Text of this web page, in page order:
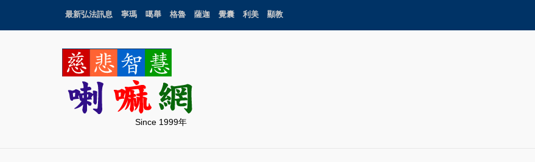
最新弘法訊息 寧瑪 噶舉 格魯 薩迦 覺囊 利美 顯教
Since 1999年